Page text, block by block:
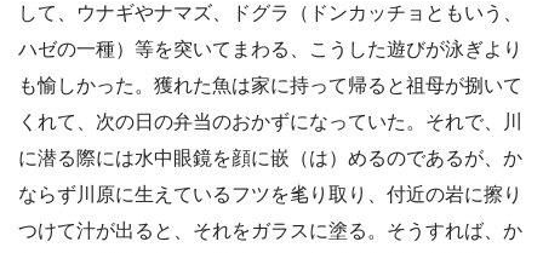
して、ウナギやナマズ、ドグラ（ドンカッチョともいう、
ハゼの一種）等を突いてまわる、こうした遊びが泳ぎより
も愉しかった。獲れた魚は家に持って帰ると祖母が捌いて
くれて、次の日の弁当のおかずになっていた。それで、川
に潜る際には水中眼鏡を顔に嵌（は）めるのであるが、か
ならず川原に生えているフツを毟り取り、付近の岩に擦り
つけて汁が出ると、それをガラスに塗る。そうすれば、か